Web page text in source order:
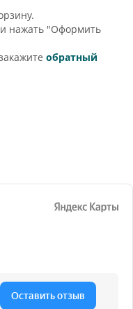
нажать "Оформить
обратный